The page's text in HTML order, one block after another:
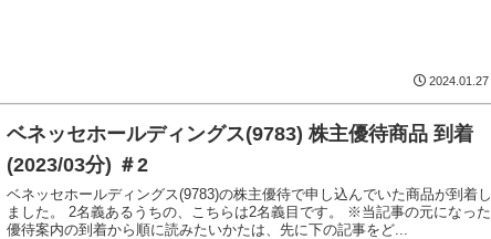
2024.01.27
ベネッセホールディングス(9783) 株主優待商品 到着
(2023/03分) ＃2
ベネッセホールディングス(9783)の株主優待で申し込んでいた商品が到着し
ました。 2名義あるうちの、こちらは2名義目です。 ※当記事の元になった
優待案内の到着から順に読みたいかたは、先に下の記事をど...